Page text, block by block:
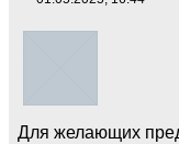
Для желающих